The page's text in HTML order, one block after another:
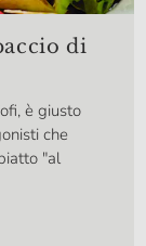
di
è giusto
che
"al